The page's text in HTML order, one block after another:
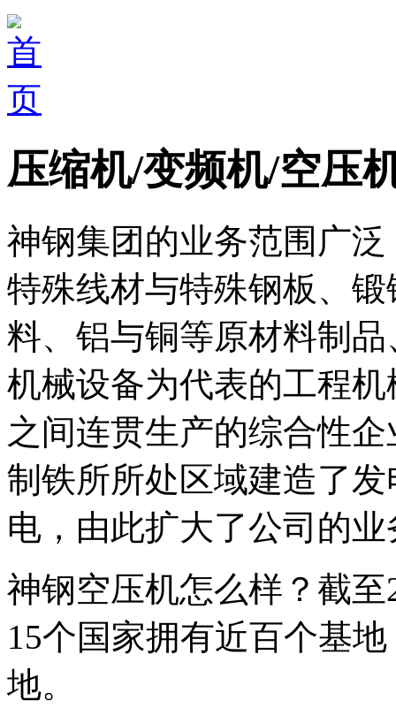
压缩机/变频机/空压
神钢集团的业务范围广
特殊线材与特殊钢板、
料、铝与铜等原材料制
机械设备为代表的工程
之间连贯生产的综合性
制铁所所处区域建造了
电，由此扩大了公司的
神钢空压机怎么样？截
15个国家拥有近百个基
地。